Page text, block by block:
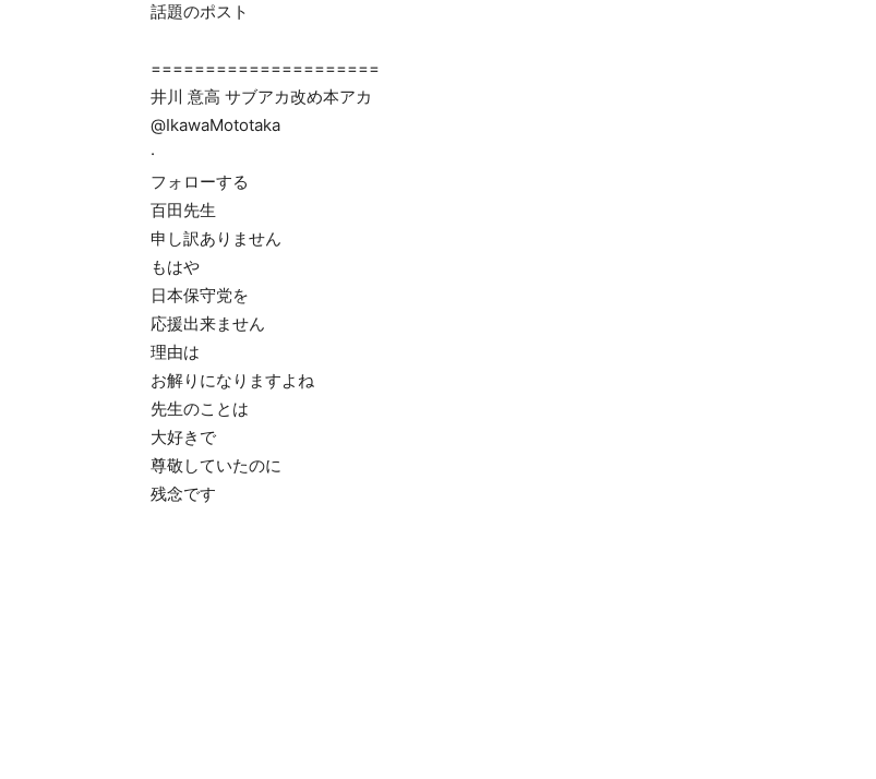
話題のポスト
=====================
井川 意高 サブアカ改め本アカ
@IkawaMototaka
·
フォローする
百田先生
申し訳ありません
もはや
日本保守党を
応援出来ません
理由は
お解りになりますよね
先生のことは
大好きで
尊敬していたのに
残念です